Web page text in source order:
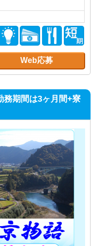
Web応募
務期間は3ヶ月間+寮